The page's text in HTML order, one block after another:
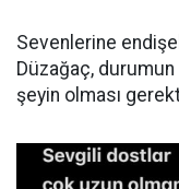
Sevenlerine
Düzağaç,
şeyin olması